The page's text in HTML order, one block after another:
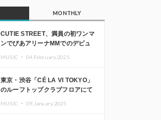
MONTHLY
CUTIE STREET、満員の初ワンマ
ンでぴあアリーナMMでのデビュ
MUSIC ・ 04.February.2025
東京・渋谷「CÉ LA VI TOKYO」
のルーフトップクラブフロアにて
MUSIC ・ 09.January.2025